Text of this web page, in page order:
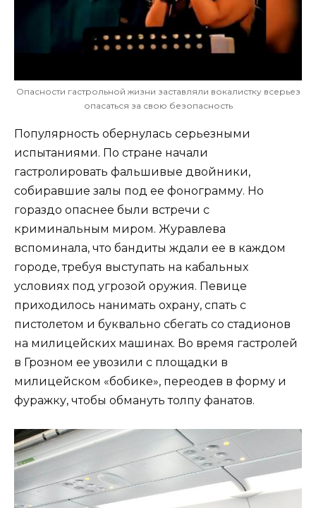
Опасности гастрольной жизни заставляли вокалистку всерьез
опасаться за свою безопасность
Популярность обернулась серьезными
испытаниями. По стране начали
гастролировать фальшивые двойники,
собиравшие залы под ее фонограмму. Но
гораздо опаснее были встречи с
криминальным миром. Журавлева
вспоминала, что бандиты ждали ее в каждом
городе, требуя выступать на кабальных
условиях под угрозой оружия. Певице
приходилось нанимать охрану, спать с
пистолетом и буквально сбегать со стадионов
на милицейских машинах. Во время гастролей
в Грозном ее увозили с площадки в
милицейском «бобике», переодев в форму и
фуражку, чтобы обмануть толпу фанатов.